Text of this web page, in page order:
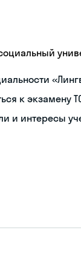
к экзамену
и интересы